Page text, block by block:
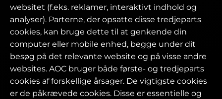
websitet (f.eks. reklamer, interaktivt indhold og
analyser). Parterne, der opsatte disse tredjeparts
cookies, kan bruge dette til at genkende din
computer eller mobile enhed, begge under dit
besøg på det relevante website og på visse andre
websites. AOC bruger både første- og tredjeparts
cookies af forskellige årsager. De vigtigste cookies
er de påkrævede cookies. Disse er essentielle og